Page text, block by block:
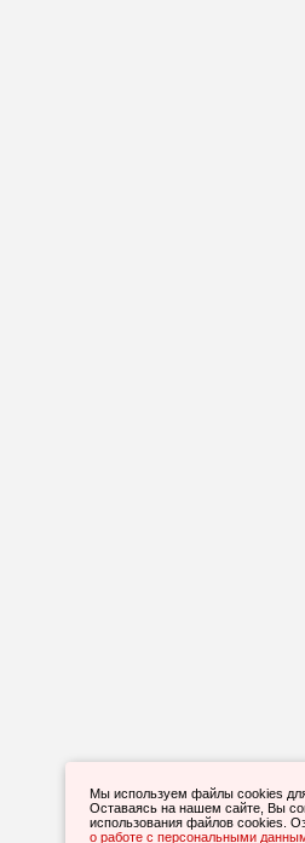
Мы используем файлы cookies
Оставаясь на нашем сайте, Вы
использования файлов cookies.
о работе с персональными